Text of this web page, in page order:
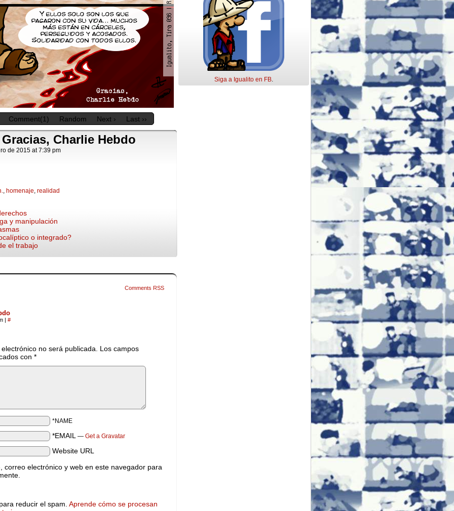
Comment(1) Random Next › Last ››
Charlie Hebdo
de 2015 at7:39 pm
, homenaje, realidad
y manipulación
o integrado?
el trabajo
Comments RSS
| #
no será publicada.
Los campos
con *
*NAME
*EMAIL — Get a Gravatar
Website URL
correo electrónico y web en este navegador para
reducir el spam. Aprende cómo se procesan
Siga a Igualito en FB.